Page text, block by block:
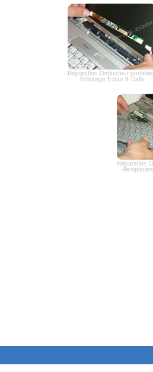
Réparation Ordinateur
Eclairage Ecran & Dalle
Réparation